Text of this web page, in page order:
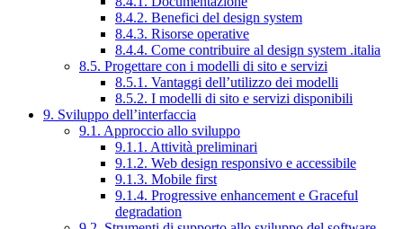
8.4.2. Benefici del design system
8.4.3. Risorse operative
8.4.4. Come contribuire al design system .italia
8.5. Progettare con i modelli di sito e servizi
8.5.1. Vantaggi dell’utilizzo dei modelli
8.5.2. I modelli di sito e servizi disponibili
9. Sviluppo dell’interfaccia
9.1. Approccio allo sviluppo
9.1.1. Attività preliminari
9.1.2. Web design responsivo e accessibile
9.1.3. Mobile first
9.1.4. Progressive enhancement e Graceful
degradation